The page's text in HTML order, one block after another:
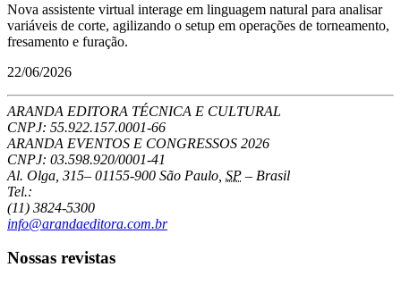
Nova assistente virtual interage em linguagem natural para analisar
variáveis de corte, agilizando o setup em operações de torneamento,
fresamento e furação.
22/06/2026
ARANDA EDITORA TÉCNICA E CULTURAL
CNPJ: 55.922.157.0001-66
ARANDA EVENTOS E CONGRESSOS 2026
CNPJ: 03.598.920/0001-41
Al. Olga, 315– 01155-900 São Paulo SP – Brasil
Tel.:
(11) 3824-5300
info@arandaeditora.com.br
Nossas revistas